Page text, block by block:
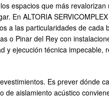
espacios que más
En ALTORIA
a las particularidades de
o Pinar del Rey con
ejecución técnica
Es prever dónde
aislamiento acústico